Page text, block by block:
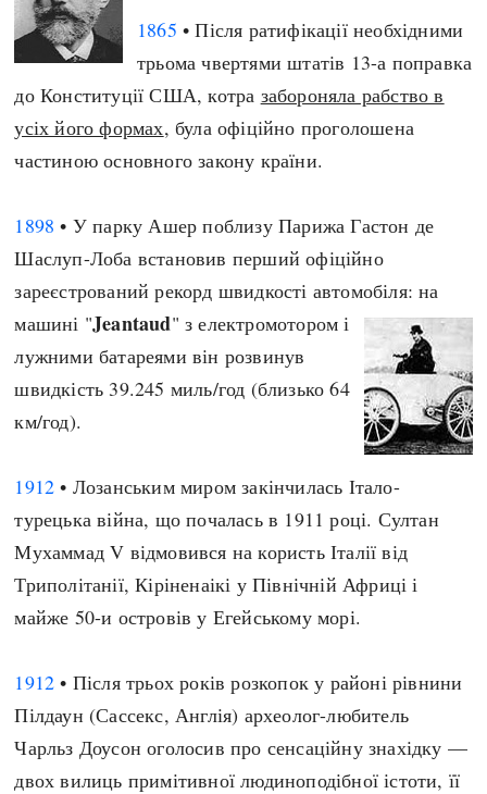
Особистості
Подорожі і відкриття
Політика
Релігія
Чудеса світу
Регіони
Австралія
Азія
Америка
А(нта)рктика
Африка
Темні віки
Високе Середньовіччя
Пізнє Середньовіччя
Нова історія
Новітня історія
Індекси
Нові статті
Популярні статті
Всі статті
Визначальні події
1865 • Після ратифікації необхідними
трьома чвертями штатів 13-а поправка
до Конституції США, котра забороняла рабство в
усіх його формах, була офіційно проголошена
частиною основного закону країни.
1898 • У парку Ашер поблизу Парижа Гастон де
Шаслуп-Лоба встановив перший офіційно
зареєстрований рекорд швидкості автомобіля: на
машині "Jeantaud" з електромотором і
лужними батареями він розвинув
швидкість 39.245 миль/год (близько 64
км/год).
1912 • Лозанським миром закінчилась Італо-
турецька війна, що почалась в 1911 році. Султан
Мухаммад V відмовився на користь Італії від
Триполітанії, Кіріненаікі у Північній Африці і
майже 50-и островів у Егейському морі.
1912 • Після трьох років розкопок у районі рівнини
Пілдаун (Сассекс, Англія) археолог-любитель
Чарльз Доусон оголосив про сенсаційну знахідку —
двох вилиць примітивної людиноподібної істоти, її